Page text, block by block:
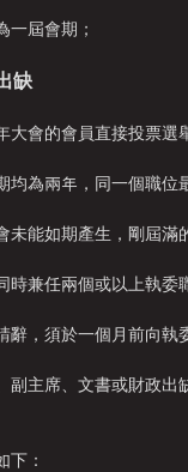
一屆會期；
缺
大會的會員直接投票選
均為兩年，同一個職位
未能如期產生，剛屆滿
時兼任兩個或以上執委
辭，須於一個月前向執
副主席、文書或財政
下：